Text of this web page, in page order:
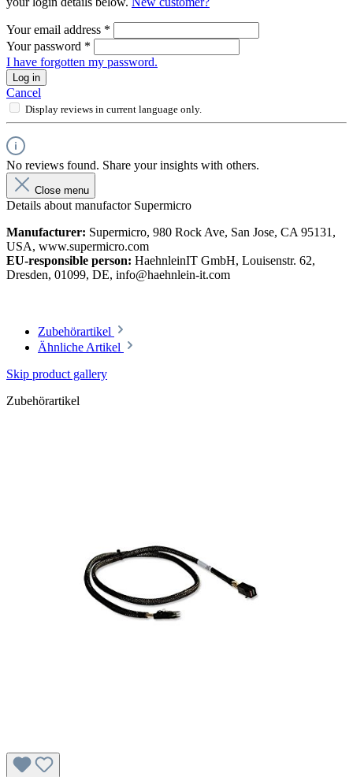
Your email address *
Your password *
I have forgotten my password.
Log in
Cancel
Display reviews in current language only.
No reviews found. Share your insights with others.
Close menu
Details about manufactor Supermicro
Manufacturer: Supermicro, 980 Rock Ave, San Jose, CA 95131,
USA, www.supermicro.com
EU-responsible person: HaehnleinIT GmbH, Louisenstr. 62,
Dresden, 01099, DE, info@haehnlein-it.com
Zubehörartikel
Ähnliche Artikel
Skip product gallery
Zubehörartikel